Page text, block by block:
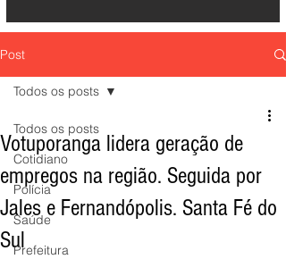
Post
Todos os posts
Cotidiano
Polícia
Saúde
Prefeitura
Todos os posts
Votuporanga lidera geração de
empregos na região. Seguida por
Jales e Fernandópolis. Santa Fé do
Sul